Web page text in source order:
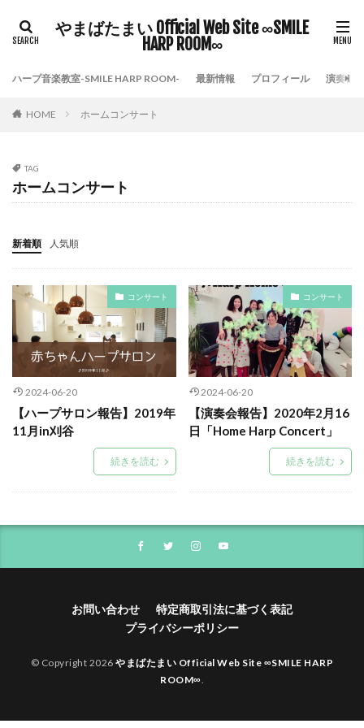
やまばたまい Official Web Site ∞SMILE
HARP ROOM∞
ハープ音楽教室-SMILE HARP ROOM- 最新情報 プロフィール 演奏依頼
HOME ホームコンサート
TAG
ホームコンサート
新着順 人気順
コンサート
2024-06-20
【ハープサロン報告】2019年
11月in刈谷
続きを読む
コンサート
2024-06-20
【演奏会報告】2020年2月16
日「Home Harp Concert」
続きを読む
お問い合わせ
特定商取引法に基づく表記
プライバシーポリシー
© Copyright 2026やまばたまい Official Web Site ∞SMILE HARP
ROOM∞.